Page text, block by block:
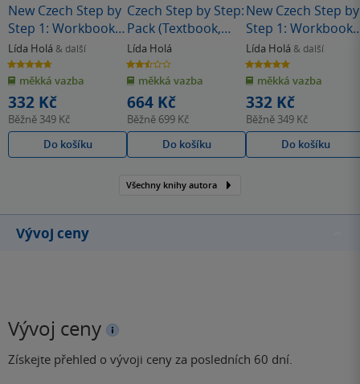
New Czech Step by
Step 1: Workbook 1
- lessons 1-12
Lída Holá & další
4.7
z
5
hvězdiček
měkká vazba
332 Kč
Běžně 349 Kč
Do košíku
Czech Step by Step:
Pack (Textbook,
Appendix and free
audio download)
Lída Holá
2.5
z
5
hvězdiček
měkká vazba
664 Kč
Běžně 699 Kč
Do košíku
New Czech Step by
Step 1: Workbook
- lessons 13-24
Lída Holá & další
5.0
z
5
hvězdiček
měkká vazba
332 Kč
Běžně 349 Kč
Do košíku
Všechny knihy autora
Vývoj ceny
Vývoj ceny
Získejte přehled o vývoji ceny za posledních 60 dní.